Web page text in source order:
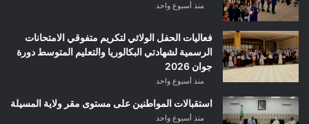
منذ أسبوع واحد
فعاليات الحفل الولائي لتكريم متفوقي الامتحانات
الرسمية لشهادتي البكالوريا والتعليم المتوسط دورة
جوان 2026
منذ أسبوع واحد
استقبالات المواطنين على مستوى مقر ولاية المسيلة
منذ أسبوع واحد